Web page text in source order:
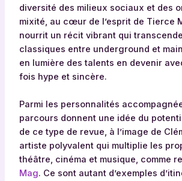
diversité des milieux sociaux et des
mixité, au cœur de l’esprit de Tierce
nourrit un récit vibrant qui
classiques entre underground et
en lumière des talents en devenir
fois hype et sincère.
Parmi les personnalités
parcours donnent une idée du
de ce type de revue, à l’image de
artiste polyvalent qui multiplie les
théâtre, cinéma et musique, comme
Mag. Ce sont autant d’exemples